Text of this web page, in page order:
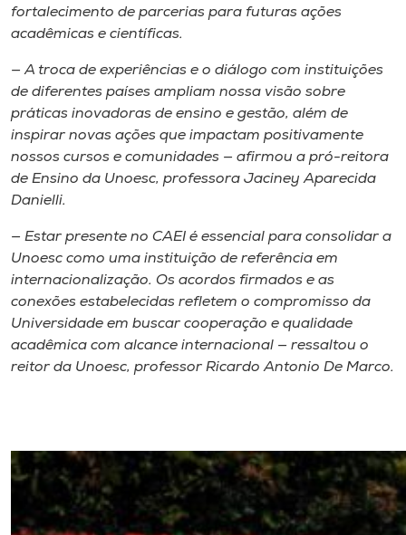
fortalecimento de parcerias para futuras ações
acadêmicas e científicas.
— A troca de experiências e o diálogo com instituições
de diferentes países ampliam nossa visão sobre
práticas inovadoras de ensino e gestão, além de
inspirar novas ações que impactam positivamente
nossos cursos e comunidades — afirmou a pró-reitora
de Ensino da Unoesc, professora Jaciney Aparecida
Danielli.
— Estar presente no CAEI é essencial para consolidar a
Unoesc como uma instituição de referência em
internacionalização. Os acordos firmados e as
conexões estabelecidas refletem o compromisso da
Universidade em buscar cooperação e qualidade
acadêmica com alcance internacional — ressaltou o
reitor da Unoesc, professor Ricardo Antonio De Marco.